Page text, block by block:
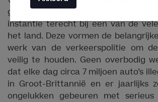
gestolen blijken. Al deze voertuigen
instantie terecht bij een van de
het land. Deze vormen de
werk van de verkeerspolitie om
veilig te houden. Geen overbodig
dat elke dag circa 7 miljoen auto’s
in Groot-Brittannië en er jaarlijks
ongelukken gebeuren met